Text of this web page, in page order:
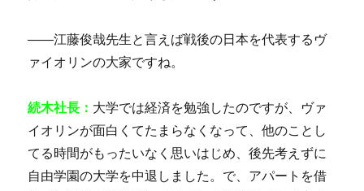
――江藤俊哉先生と言えば戦後の日本を代表するヴ
ァイオリンの大家ですね。
続木社長： 大学では経済を勉強したのですが、ヴァ
イオリンが面白くてたまらなくなって、他のことし
てる時間がもったいなく思いはじめ、後先考えずに
自由学園の大学を中退しました。で、アパートを借